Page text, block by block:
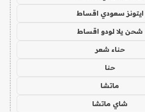
ايتونز سعودي اقساط
شحن يلا لودو اقساط
حناء شعر
حنا
ماتشا
شاي ماتشا